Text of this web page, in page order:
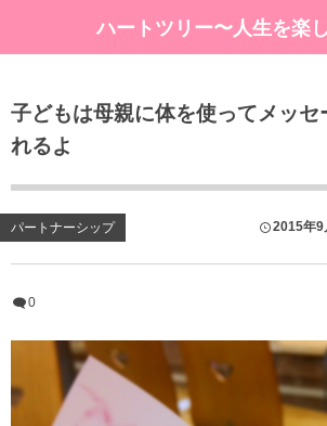
ハートツリー〜人生を楽
子どもは母親に体を使ってメッセ
れるよ
パートナーシップ 2015年9
0